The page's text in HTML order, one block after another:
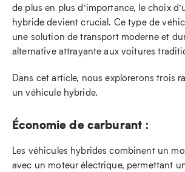
de plus en plus d’importance, le choix
hybride devient crucial. Ce type de
une solution de transport moderne et
alternative attrayante aux voitures
Dans cet article, nous explorerons trois
un véhicule hybride.
Économie de carburant :
Les véhicules hybrides combinent un
avec un moteur électrique, permettant